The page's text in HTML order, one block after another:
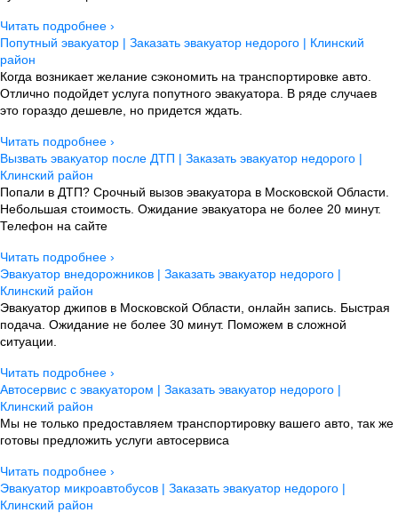
Читать подробнее ›
Попутный эвакуатор | Заказать эвакуатор недорого | Клинский
район
Когда возникает желание сэкономить на транспортировке авто.
Отлично подойдет услуга попутного эвакуатора. В ряде случаев
это гораздо дешевле, но придется ждать.
Читать подробнее ›
Вызвать эвакуатор после ДТП | Заказать эвакуатор недорого |
Клинский район
Попали в ДТП? Срочный вызов эвакуатора в Московской Области.
Небольшая стоимость. Ожидание эвакуатора не более 20 минут.
Телефон на сайте
Читать подробнее ›
Эвакуатор внедорожников | Заказать эвакуатор недорого |
Клинский район
Эвакуатор джипов в Московской Области, онлайн запись. Быстрая
подача. Ожидание не более 30 минут. Поможем в сложной
ситуации.
Читать подробнее ›
Автосервис с эвакуатором | Заказать эвакуатор недорого |
Клинский район
Мы не только предоставляем транспортировку вашего авто, так же
готовы предложить услуги автосервиса
Читать подробнее ›
Эвакуатор микроавтобусов | Заказать эвакуатор недорого |
Клинский район